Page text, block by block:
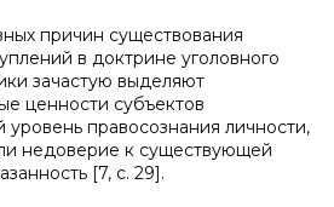
причин существования
в доктрине уголовного
зачастую выделяют
ценности субъектов
уровень правосознания личности,
недоверие к существующей
[7, c. 29].